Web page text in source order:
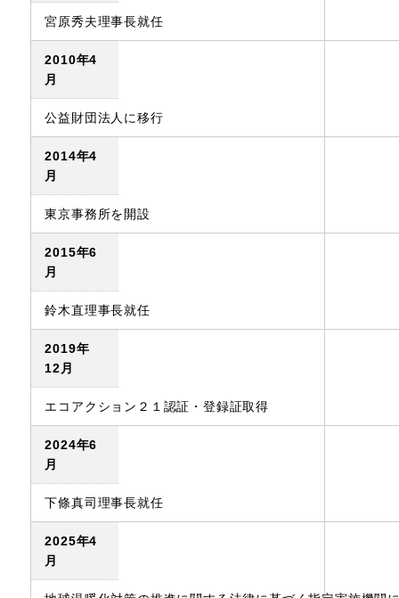
宮原秀夫理事長就任
2010年4
月
公益財団法人に移行
2014年4
月
東京事務所を開設
2015年6
月
鈴木直理事長就任
2019年
12月
エコアクション２１認証・登録証取得
2024年6
月
下條真司理事長就任
2025年4
月